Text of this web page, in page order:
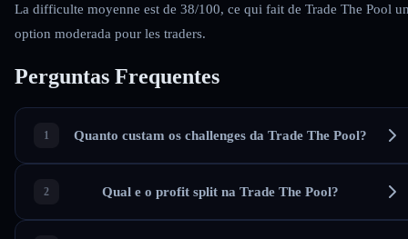
La difficulte moyenne est de 38/100, ce qui fait de Trade The Pool
option moderada pour les traders.
Perguntas Frequentes
Quanto custam os challenges da Trade The Pool?
Qual e o profit split na Trade The Pool?